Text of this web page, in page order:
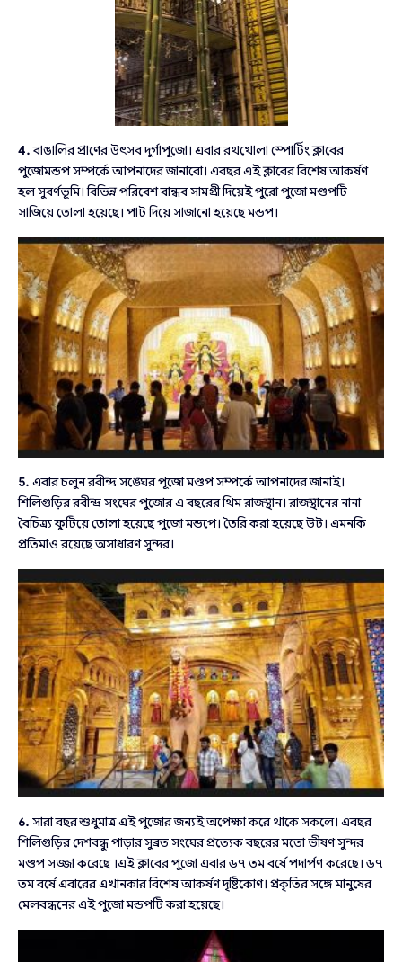
4.বাঙালির প্রাণের উৎসব দুর্গাপুজো। এবার রথখোলা স্পোর্টিং ক্লাবের
পুজোমন্ডপ সম্পর্কে আপনাদের জানাবো। এবছর এই ক্লাবের বিশেষ আকর্ষণ
হল সুবর্ণভূমি। বিভিন্ন পরিবেশ বান্ধব সামগ্রী দিয়েই পুরো পুজো মণ্ডপটি
সাজিয়ে তোলা হয়েছে। পাট দিয়ে সাজানো হয়েছে মন্ডপ।
5. এবার চলুন রবীন্দ্র সঙ্ঘের পূজো মণ্ডপ সম্পর্কে আপনাদের জানাই।
শিলিগুড়ির রবীন্দ্র সংঘের পুজোর এ বছরের থিম রাজস্থান। রাজস্থানের নানা
বৈচিত্র্য ফুটিয়ে তোলা হয়েছে পুজো মন্ডপে। তৈরি করা হয়েছে উট। এমনকি
প্রতিমাও রয়েছে অসাধারণ সুন্দর।
6. সারা বছর শুধুমাত্র এই পুজোর জন্যই অপেক্ষা করে থাকে সকলে। এবছর
শিলিগুড়ির দেশবন্ধু পাড়ার সুব্রত সংঘের প্রত্যেক বছরের মতো ভীষণ সুন্দর
মণ্ডপ সজ্জা করেছে ।এই ক্লাবের পূজো এবার ৬৭ তম বর্ষে পদার্পণ করেছে। ৬৭
তম বর্ষে এবারের এখানকার বিশেষ আকর্ষণ দৃষ্টিকোণ। প্রকৃতির সঙ্গে মানুষের
মেলবন্ধনের এই পুজো মন্ডপটি করা হয়েছে।